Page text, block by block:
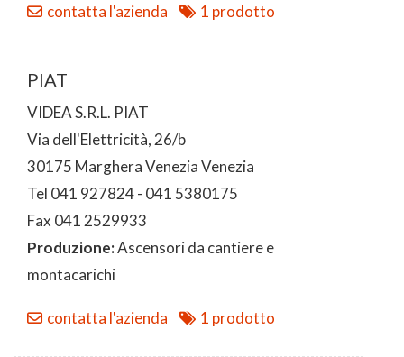
contatta l'azienda 1 prodotto
PIAT
VIDEA S.R.L. PIAT
Via dell'Elettricità, 26/b
30175 Marghera Venezia Venezia
Tel 041 927824 - 041 5380175
Fax 041 2529933
Produzione:Ascensori da cantiere e
montacarichi
contatta l'azienda 1 prodotto